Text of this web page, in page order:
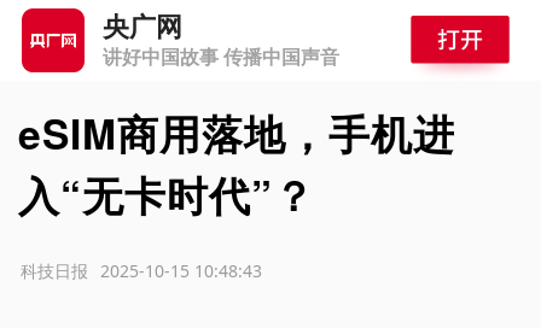
央广网
讲好中国故事 传播中国声音
eSIM商用落地，手机进
入“无卡时代”？
2025-10-15 10:48:43
科技日报